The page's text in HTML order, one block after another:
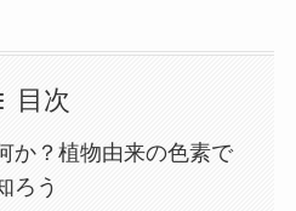
目次
か？植物由来の色素で
ろう